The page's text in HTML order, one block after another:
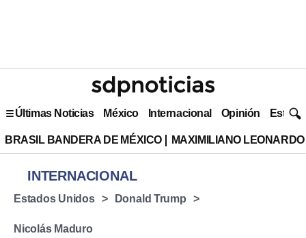
Últimas Noticias México Internacional Opinión Estilo
BRASIL BANDERA DE MÉXICO MAXIMILIANO
INTERNACIONAL
Estados Unidos Donald Trump
Nicolás Maduro